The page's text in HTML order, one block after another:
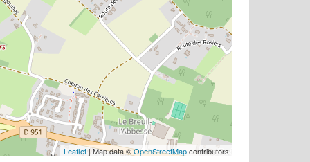
Leaflet| Map data ©OpenStreetMapcontributors